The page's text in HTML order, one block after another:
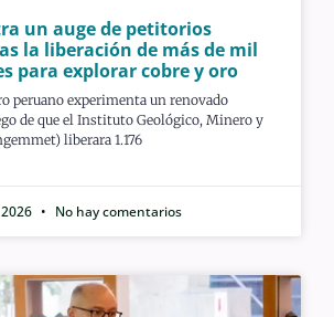
un auge de petitorios
la liberación de más de mil
para explorar cobre y oro
peruano experimenta un renovado
de que el Instituto Geológico, Minero y
liberara 1.176
No hay comentarios